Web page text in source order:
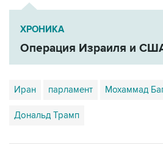
ХРОНИКА
Операция Израиля и
Иран парламент Мохаммад
Дональд Трамп